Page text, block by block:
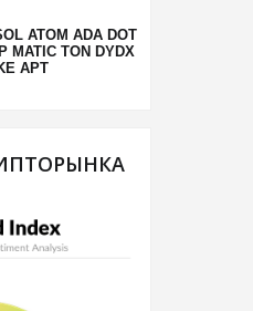
ATOM ADA DOT
MATIC TON DYDX
APT